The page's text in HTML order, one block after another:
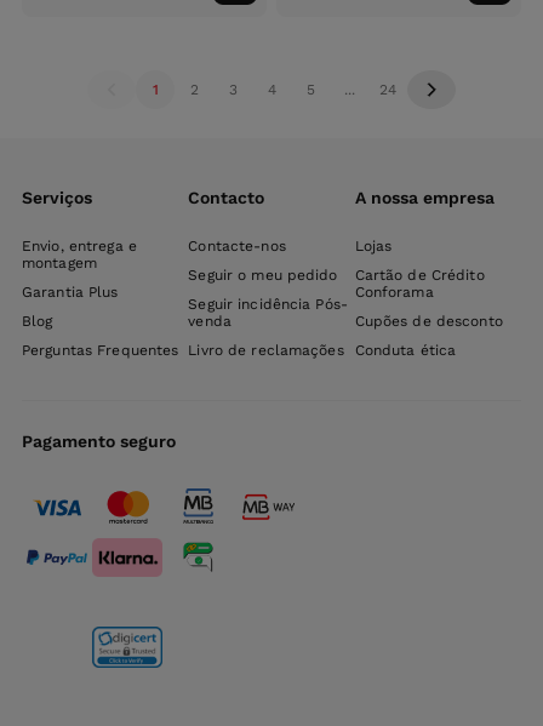
ao
ao
1 2 3 4 5 ... 24
Serviços
Envio, entrega e
montagem
Garantia Plus
Blog
Perguntas Frequentes
Contacto
Contacte-nos
Seguir o meu pedido
Seguir incidência Pós-
venda
Livro de reclamações
A nossa empresa
Lojas
Cartão de Crédito
Conforama
Cupões de desconto
Conduta ética
Pagamento seguro